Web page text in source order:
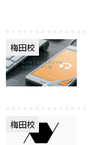
梅田校
梅田校